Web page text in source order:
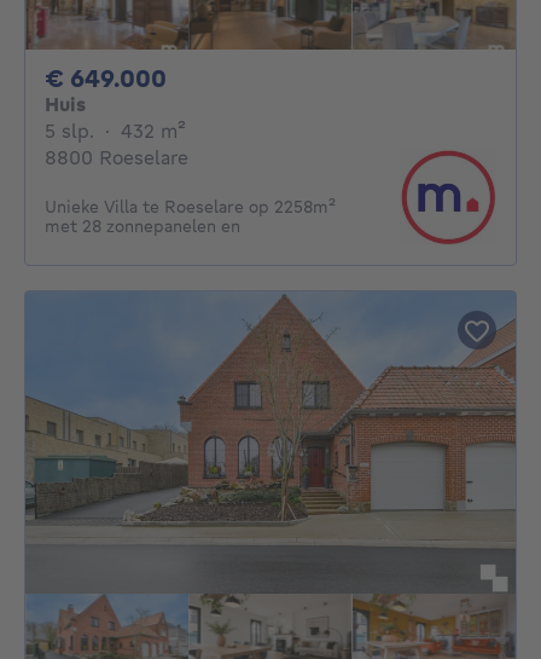
€ 649.000
Huis
5 slp. 5 slaapkamers
· 432 m²
8800 Roeselare
Unieke Villa te Roeselare op 2258m²
met 28 zonnepanelen en